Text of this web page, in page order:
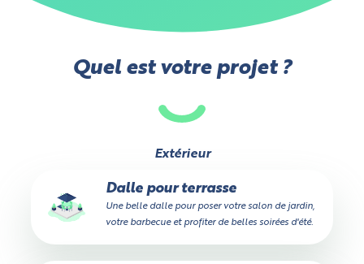
Quel est votre projet ?
Extérieur
Dalle pour terrasse
Une belle dalle pour poser votre salon de jardin,
votre barbecue et profiter de belles soirées d'été.